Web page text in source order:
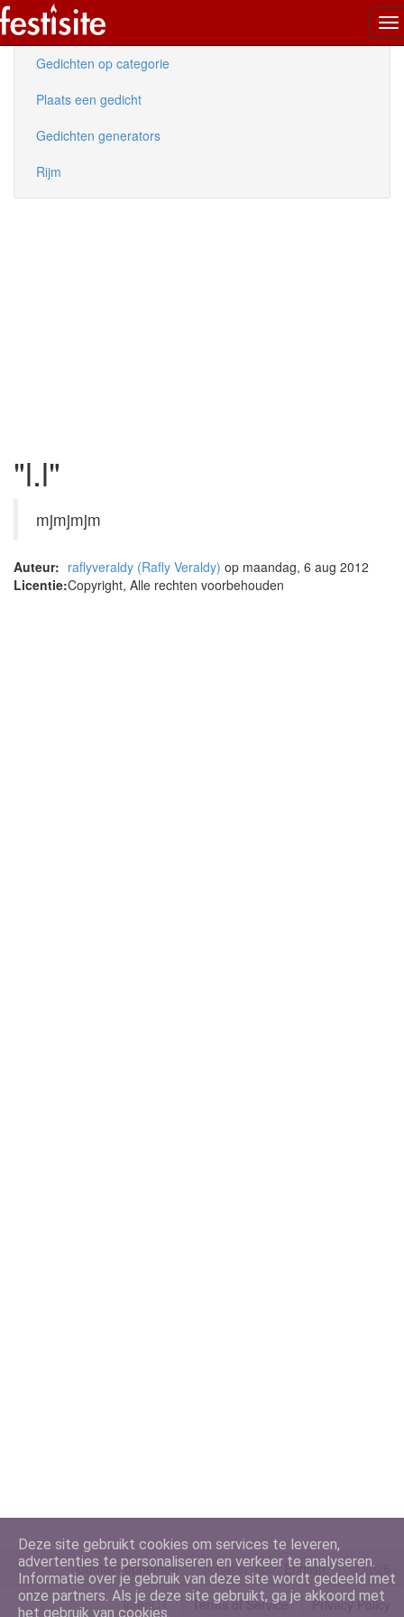
Nieuwe gedichten
Gedichten op categorie
Plaats een gedicht
Gedichten generators
Rijm
"l.l"
mjmjmjm
Auteur: raflyveraldy (Rafly Veraldy) op maandag, 6 aug 2012
Licentie:Copyright, Alle rechten voorbehouden
Contact opnemen Schakel naar: ©2026
IntenCT
Terms of Service Privacy Policy
Deze site gebruikt cookies om services te leveren,
advertenties te personaliseren en verkeer te analyseren.
Informatie over je gebruik van deze site wordt gedeeld met
onze partners. Als je deze site gebruikt, ga je akkoord met
het gebruik van cookies.